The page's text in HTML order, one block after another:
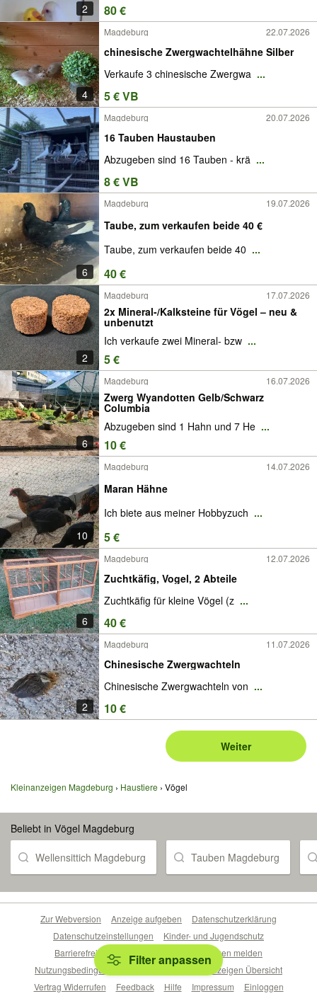
2 80 €
4
Magdeburg 22.07.2026
chinesische Zwergwachtelhähne Silber
Verkaufe 3 chinesische Zwergwa ...
5 € VB
Magdeburg 20.07.2026
16 Tauben Haustauben
Abzugeben sind 16 Tauben - krä ...
8 € VB
6
Magdeburg 19.07.2026
Taube, zum verkaufen beide 40 €
Taube, zum verkaufen beide 40 ...
40 €
2
Magdeburg 17.07.2026
2x Mineral-/Kalksteine für Vögel – neu &
unbenutzt
Ich verkaufe zwei Mineral- bzw ...
5 €
6
Magdeburg 16.07.2026
Zwerg Wyandotten Gelb/Schwarz
Columbia
Abzugeben sind 1 Hahn und 7 He ...
10 €
10
Magdeburg 14.07.2026
Maran Hähne
Ich biete aus meiner Hobbyzuch ...
5 €
6
Magdeburg 12.07.2026
Zuchtkäfig, Vogel, 2 Abteile
Zuchtkäfig für kleine Vögel (z ...
40 €
2
Magdeburg 11.07.2026
Chinesische Zwergwachteln
Chinesische Zwergwachteln von ...
10 €
Weiter
Kleinanzeigen Magdeburg Haustiere Vögel
Beliebt in Vögel Magdeburg
Wellensittich Magdeburg Tauben Magdeburg
Filter anpassen
Zur Webversion Anzeige aufgeben
Datenschutzerklärung
Datenschutzeinstellungen
Kinder- und Jugendschutz
Barrierefreiheitserklärung
Sicherheitslücken melden
Nutzungsbedingungen
Beliebte Suchen
Anzeigen Übersicht
Vertrag Widerrufen
Feedback Hilfe Impressum Einloggen